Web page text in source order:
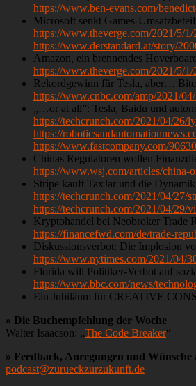
https://www.ben-evans.com/
Microsoft senkt Games-
https://www.theverge.com/2021/5/1/
https://www.derstandard.at/story/
Amazon, ein brennendes
https://www.theverge.com/2021/5/
Rekordgewinn für Tesla, aber…
https://www.cnbc.com/amp/2021/
„…or at all”: Tesla, Baidu und
https://techcrunch.com/2021/04/
https://
https://www.fastcompany.com/
Chinas Regulatoren wollen
https://www.wsj.com/articles/china-
Stripe kauft TaxJar und die
https://techcrunch.com/2021/04/27/
https://techcrunch.com/2021/04/29/
Kryptohandel bei Neobroker Trade
https://financefwd.com/de/trade-
Diskussionsverbot: Die Implosion
https://www.nytimes.com/2021/04/
Florida will Politiker-Verbot auf
https://www.bbc.com/news/
Ein Jubiläum für CREATIVE
» Die Buchempfehlung der Woche
Walter Isaacson: „The Code Breaker“
» Feedback, Anregungen und Wünsche
podcast@zurueckzurzukunft.de